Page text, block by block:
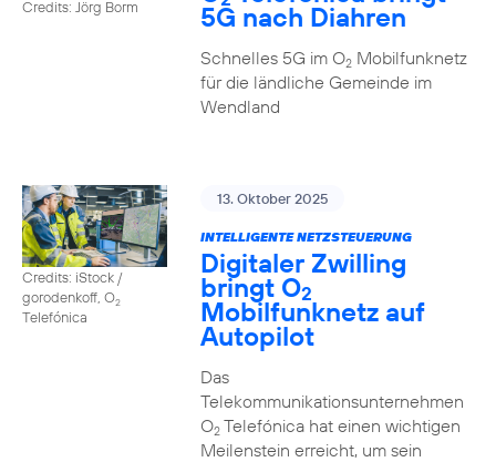
Credits: Jörg Borm 5G nach Diahren
Schnelles 5G im O2Mobilfunknetz
für die ländliche Gemeinde im
Wendland
Credits: iStock /
gorodenkoff, O2
Telefónica
13. Oktober 2025
INTELLIGENTE NETZSTEUERUNG
Digitaler Zwilling
bringt O2
Mobilfunknetz auf
Autopilot
Das
Telekommunikationsunternehmen
O2Telefónica hat einen wichtigen
Meilenstein erreicht, um sein